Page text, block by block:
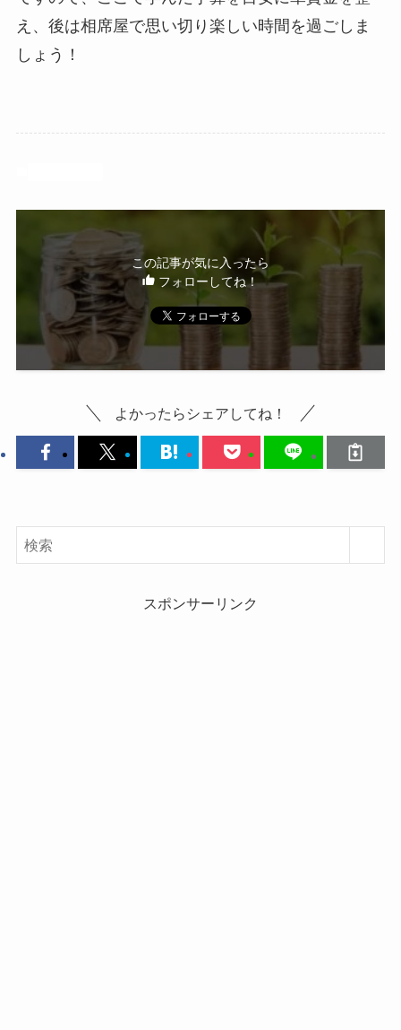
え、後は相席屋で思い切り楽しい時間を過ごしま
しょう！
この記事が気に入ったら
フォローしてね！
よかったらシェアしてね！
スポンサーリンク